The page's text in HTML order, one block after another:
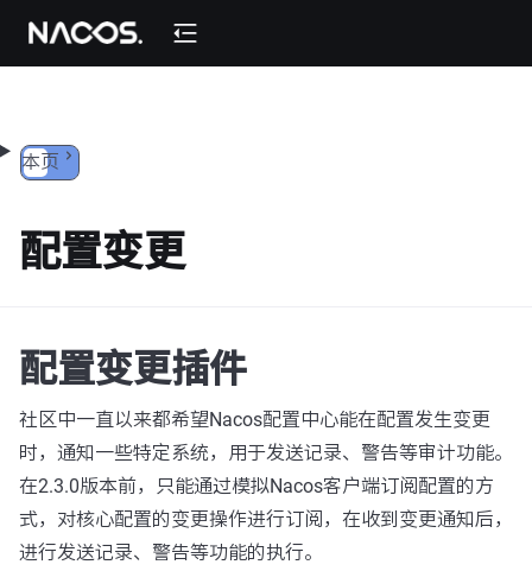
跳转到内容
本页
配置变更
配置变更插件
社区中一直以来都希望Nacos配置中心能在配置发生变更
时，通知一些特定系统，用于发送记录、警告等审计功能。
在2.3.0版本前，只能通过模拟Nacos客户端订阅配置的方
式，对核心配置的变更操作进行订阅，在收到变更通知后，
进行发送记录、警告等功能的执行。